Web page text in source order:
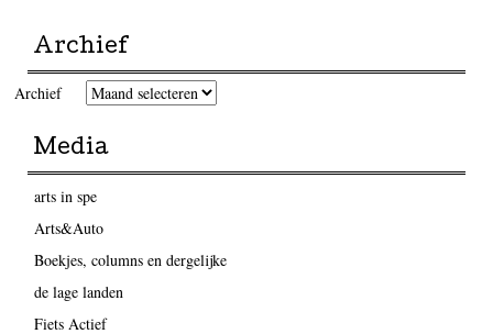
Archief
Archief
Media
arts in spe
Arts&Auto
Boekjes, columns en dergelijke
de lage landen
Fiets Actief